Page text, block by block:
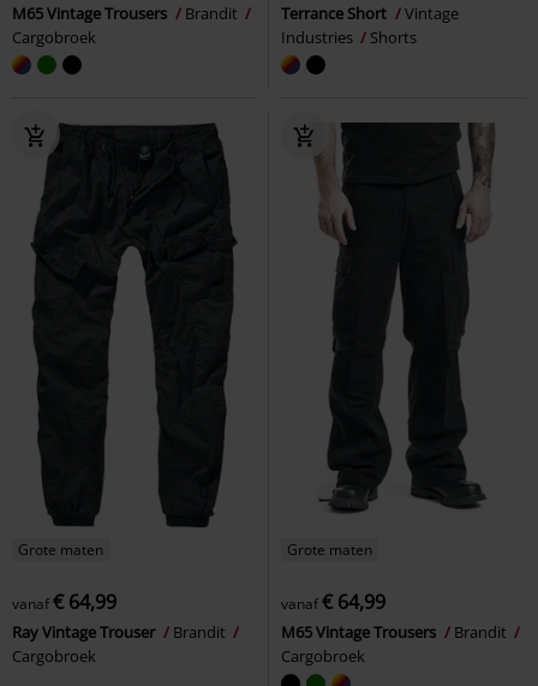
M65 Vintage Trousers
Brandit
Cargobroek
Terrance Short
Vintage
Industries
Shorts
Grote maten
vanaf€ 64,99
Ray Vintage Trouser
Brandit
Cargobroek
Grote maten
vanaf€ 64,99
M65 Vintage Trousers
Brandit
Cargobroek